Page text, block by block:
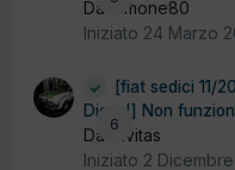
Da Simone80
Iniziato 24 Marzo
6
[fiat sedici 11/
Diesel] Non
Da Civitas
Iniziato 2